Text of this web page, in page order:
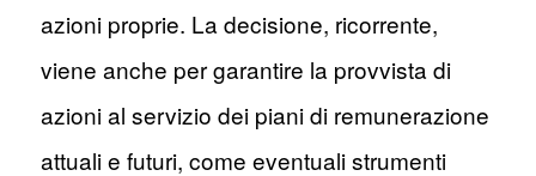
azioni proprie. La decisione, ricorrente,
viene anche per garantire la provvista di
azioni al servizio dei piani di remunerazione
attuali e futuri, come eventuali strumenti